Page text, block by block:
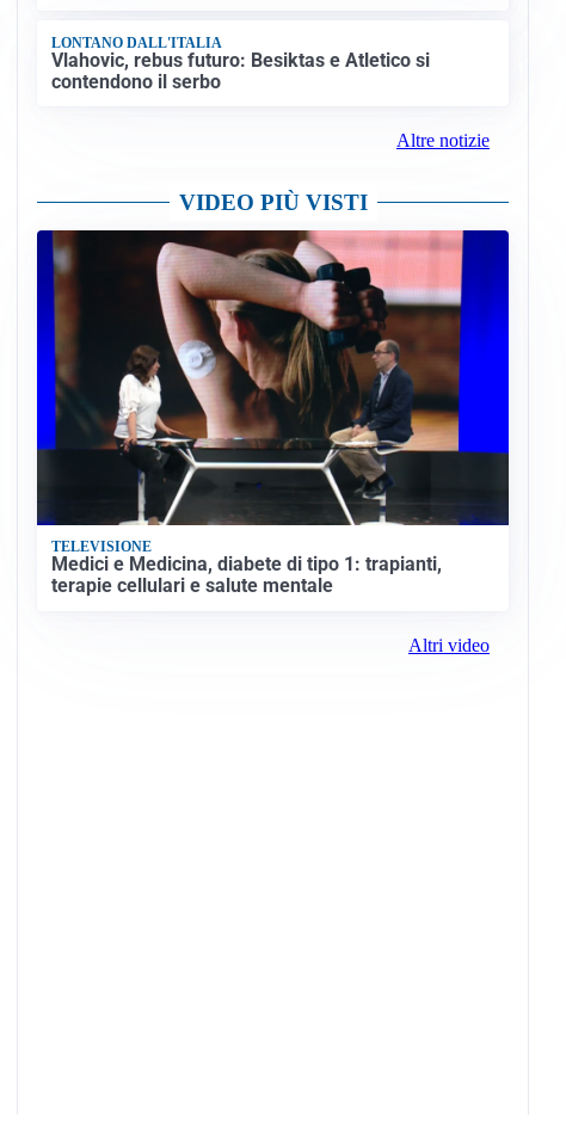
LONTANO DALL'ITALIA
Vlahovic, rebus futuro: Besiktas e Atletico si
contendono il serbo
Altre notizie
VIDEO PIÙ VISTI
TELEVISIONE
Medici e Medicina, diabete di tipo 1: trapianti,
terapie cellulari e salute mentale
Altri video